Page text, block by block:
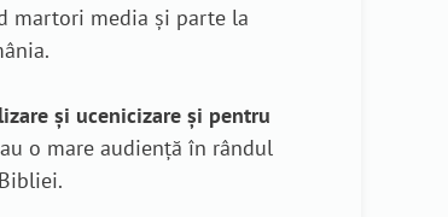
martori media și parte la
și ucenicizare și pentru
o mare audiență în rândul